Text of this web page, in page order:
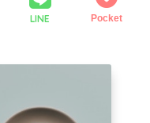
LINE Pocket